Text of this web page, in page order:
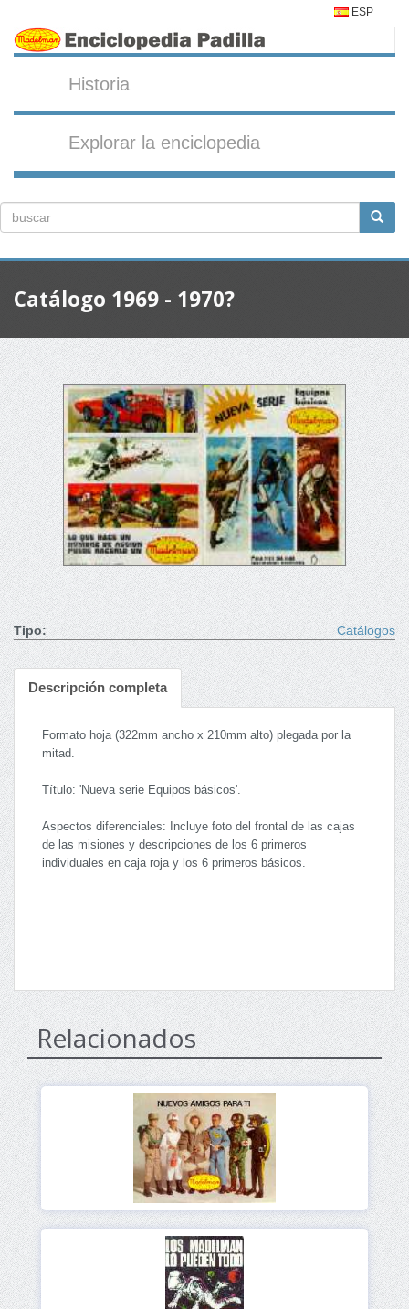
ESP
Historia
Explorar la enciclopedia
Catálogo 1969 - 1970?
Tipo: Catálogos
Descripción completa
Formato hoja (322mm ancho x 210mm alto) plegada por la
mitad.
Título: 'Nueva serie Equipos básicos'.
Aspectos diferenciales: Incluye foto del frontal de las cajas
de las misiones y descripciones de los 6 primeros
individuales en caja roja y los 6 primeros básicos.
Relacionados
Ver